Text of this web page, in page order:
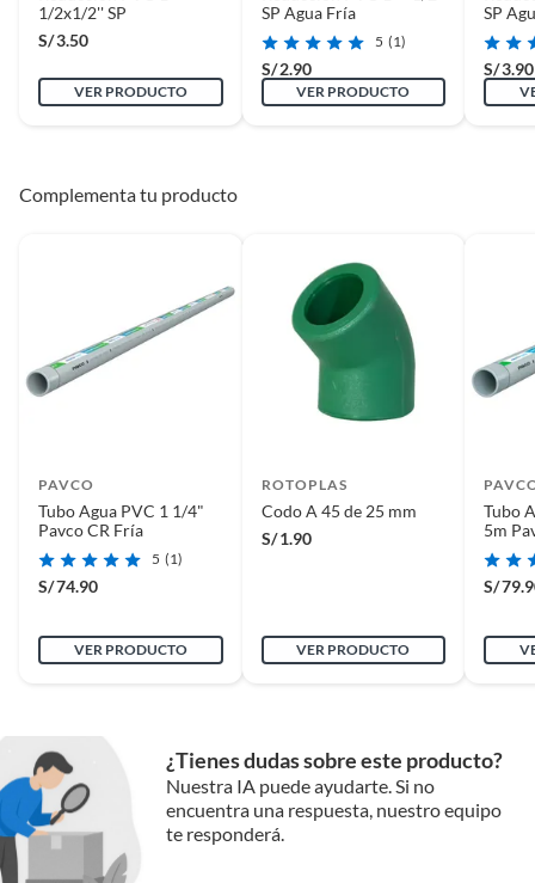
¿Cómo elegir cañerías y
tuberías?
La red de tuberías del baño o la cocina no se puede hacer
cobre, pvc, cpvc.
1/2x1/2'' SP
S/3.50
VER PRODUCTO
SP Agua Fría
5 (1)
S/ 2.90
VER PRODUCTO
SP
S/3.90
Complementa tu producto
PAVCO
Tubo Agua PVC 1 1/4"
Pavco CR Fría
5 (1)
S/74.90
VER PRODUCTO
ROTOPLAS
Codo A 45 de 25 mm
S/ 1.90
VER PRODUCTO
Tubo
5m
S/
¿Tienes dudas sobre este producto?
Nuestra IA puede ayudarte. Si no
encuentra una respuesta, nuestro equipo
te responderá.